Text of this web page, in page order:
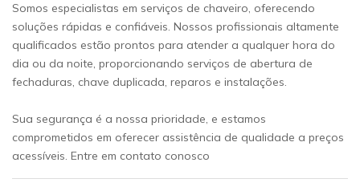
Somos especialistas em serviços de chaveiro, oferecendo
soluções rápidas e confiáveis. Nossos profissionais altamente
qualificados estão prontos para atender a qualquer hora do
dia ou da noite, proporcionando serviços de abertura de
fechaduras, chave duplicada, reparos e instalações.
Sua segurança é a nossa prioridade, e estamos
comprometidos em oferecer assistência de qualidade a preços
acessíveis. Entre em contato conosco